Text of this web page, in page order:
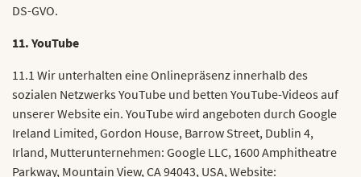
DS-GVO.
11. YouTube
11.1 Wir unterhalten eine Onlinepräsenz innerhalb des
sozialen Netzwerks YouTube und betten YouTube-Videos auf
unserer Website ein. YouTube wird angeboten durch Google
Ireland Limited, Gordon House, Barrow Street, Dublin 4,
Irland, Mutterunternehmen: Google LLC, 1600 Amphitheatre
Parkway, Mountain View, CA 94043, USA, Website: